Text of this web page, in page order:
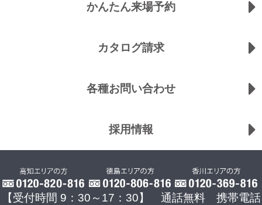
かんたん来場予約
カタログ請求
各種お問い合わせ
採用情報
【受付時間 9：30～17：30】 通話無料 携帯電話